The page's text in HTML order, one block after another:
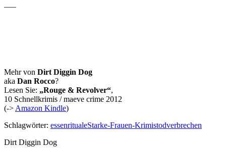
Mehr von Dirt Diggin Dog
aka Dan Rocco?
Lesen Sie: „Rouge & Revolver“,
10 Schnellkrimis / maeve crime 2012
(-> Amazon Kindle)
Schlagwörter: essenritualeStarke-Frauen-Krimistodverbrechen
Dirt Diggin Dog